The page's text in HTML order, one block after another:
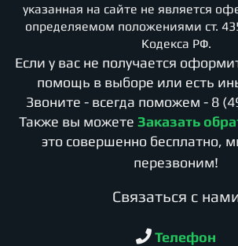
указанная на сайте не является
определяемом положениями ст.
Кодекса РФ.
Если у вас не получается
помощь в выборе или есть
Звоните - всегда поможем - 8
Также вы можете Заказать
это совершенно бесплатно,
перезвоним!
Cвязаться с
Телефон